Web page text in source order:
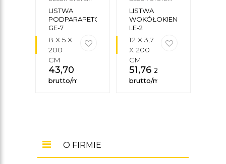
LISTWA
PODPARAPETOWA
GE-7
8 X 5 X
200
CM
43,70
brutto/mb
LISTWA
WOKÓŁOKIENNA
LE-2
12 X 3,7
X 200
CM
51,76 zł
brutto/mb
O FIRMIE